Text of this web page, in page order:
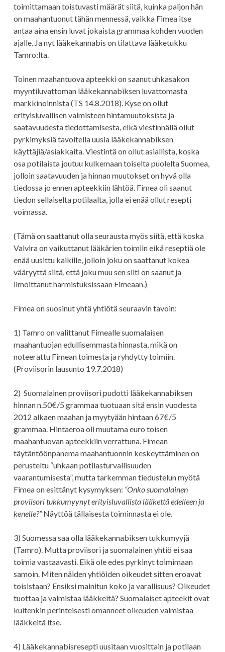
toimittamaan toistuvasti määrät siitä, kuinka paljon hän
on maahantuonut tähän mennessä, vaikka Fimea itse
antaa aina ensin luvat jokaista grammaa kohden vuoden
ajalle. Ja nyt lääkekannabis on tilattava lääketukku
Tamro:lta.
Toinen maahantuova apteekki on saanut uhkasakon
myyntiluvattoman lääkekannabiksen luvattomasta
markkinoinnista (TS 14.8.2018). Kyse on ollut
erityisluvallisen valmisteen hintamuutoksista ja
saatavuudesta tiedottamisesta, eikä viestinnällä ollut
pyrkimyksiä tavoitella uusia lääkekannabiksen
käyttäjiä/asiakkaita. Viestintä on ollut asiallista, koska
osa potilaista joutuu kulkemaan toiselta puolelta Suomea,
jolloin saatavuuden ja hinnan muutokset on hyvä olla
tiedossa jo ennen apteekkiin lähtöä. Fimea oli saanut
tiedon sellaiselta potilaalta, jolla ei enää ollut resepti
voimassa.
(Tämä on saattanut olla seurausta myös siitä, että koska
Valvira on vaikuttanut lääkärien toimiin eikä reseptiä ole
enää uusittu kaikille, jolloin joku on saattanut kokea
vääryyttä siitä, että joku muu sen silti on saanut ja
ilmoittanut harmistuksissaan Fimeaan.)
Fimea on suosinut yhtä yhtiötä seuraavin tavoin:
1) Tamro on valittanut Fimealle suomalaisen
maahantuojan edullisemmasta hinnasta, mikä on
noteerattu Fimean toimesta ja ryhdytty toimiin.
(Proviisorin lausunto 19.7.2018)
2) Suomalainen proviisori pudotti lääkekannabiksen
hinnan n.50€/5 grammaa tuotuaan sitä ensin vuodesta
2012 alkaen maahan ja myytyään hintaan 67€/5
grammaa. Hintaeroa oli muutama euro toisen
maahantuovan apteekkiin verrattuna. Fimean
täytäntöönpanema maahantuonnin keskeyttäminen on
perusteltu “uhkaan potilasturvallisuuden
vaarantumisesta”, mutta tarkemman tiedustelun myötä
Fimea on esittänyt kysymyksen: “Onko suomalainen
proviisori tukkumyynyt erityisluvallista lääkettä edelleen ja
kenelle?”Näyttöä tällaisesta toiminnasta ei ole.
3) Suomessa saa olla lääkekannabiksen tukkumyyjä
(Tamro). Mutta proviisori ja suomalainen yhtiö ei saa
toimia vastaavasti. Eikä ole edes pyrkinyt toimimaan
samoin. Miten näiden yhtiöiden oikeudet sitten eroavat
toisistaan? Ensiksi mainitun koko ja varallisuus? Oikeudet
tuottaa ja valmistaa lääkkeitä? Suomalaiset apteekit ovat
kuitenkin perinteisesti omanneet oikeuden valmistaa
lääkkeitä itse.
4) Lääkekannabisresepti uusitaan vuosittain ja potilaan